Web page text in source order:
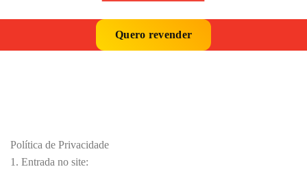
Quero revender
Política de Privacidade
1. Entrada no site: